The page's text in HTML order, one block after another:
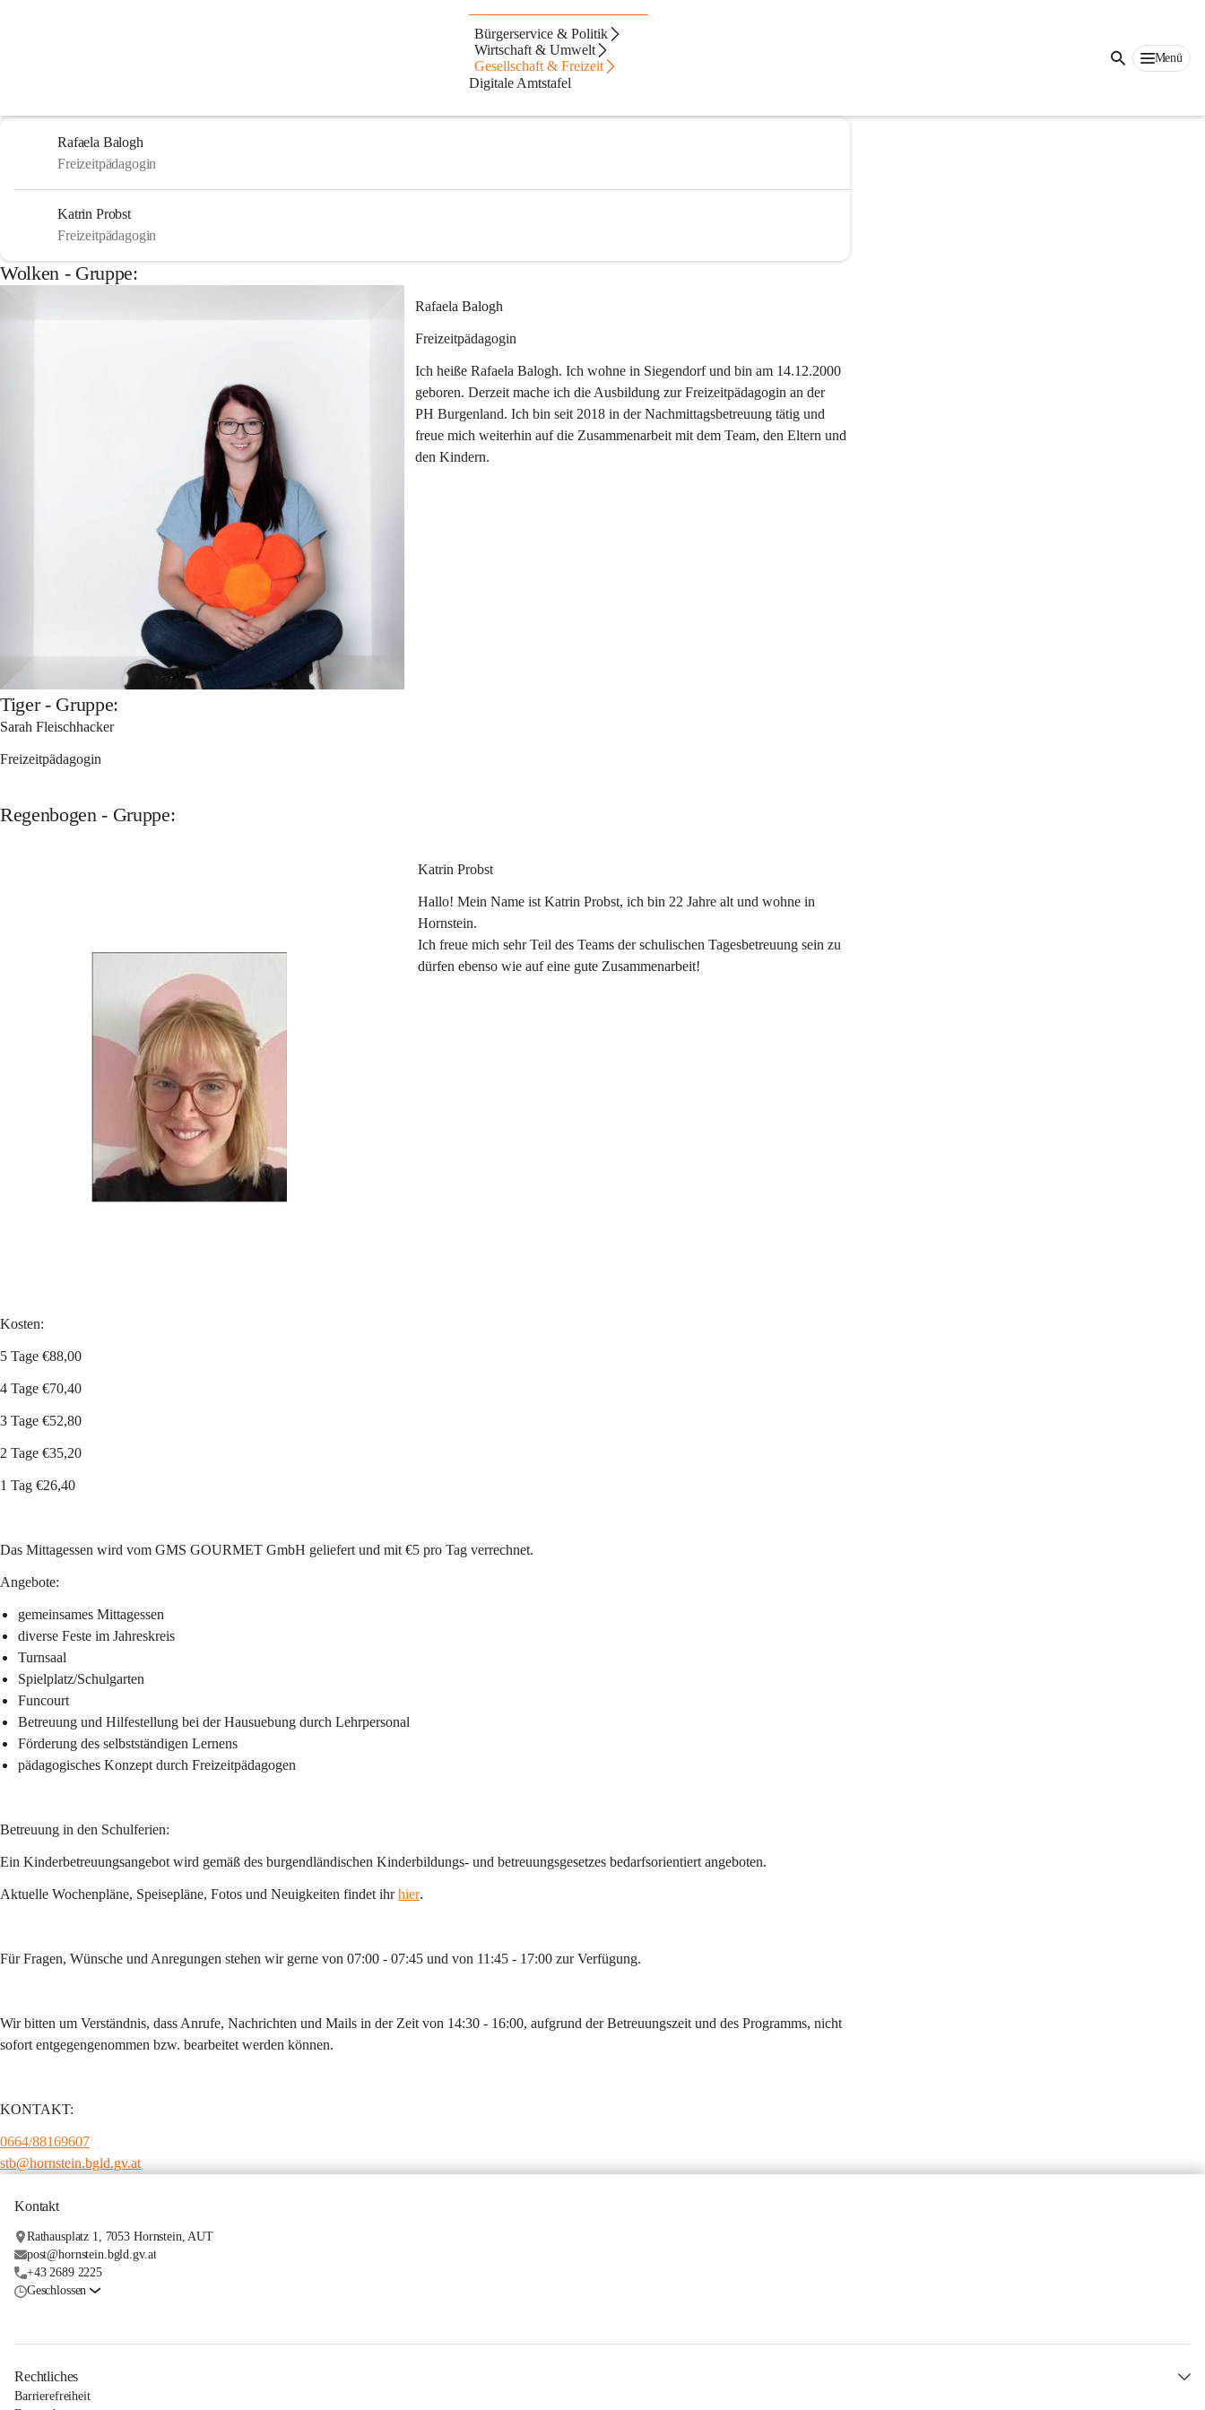
Bürgerservice & Politik
Wirtschaft & Umwelt
Gesellschaft & Freizeit
Digitale Amtstafel
Menü
Team der schulischen Tagesbetreuung
Rafaela Balogh
Freizeitpädagogin
Katrin Probst
Freizeitpädagogin
Wolken - Gruppe:
Rafaela Balogh
Freizeitpädagogin
Ich heiße Rafaela Balogh. Ich wohne in Siegendorf und bin am 14.12.2000
geboren. Derzeit mache ich die Ausbildung zur Freizeitpädagogin an der
PH Burgenland. Ich bin seit 2018 in der Nachmittagsbetreuung tätig und
freue mich weiterhin auf die Zusammenarbeit mit dem Team, den Eltern und
den Kindern.
Tiger - Gruppe:
Sarah Fleischhacker
Freizeitpädagogin
Regenbogen - Gruppe:
Katrin Probst
Hallo! Mein Name ist Katrin Probst, ich bin 22 Jahre alt und wohne in
Hornstein.
Ich freue mich sehr Teil des Teams der schulischen Tagesbetreuung sein zu
dürfen ebenso wie auf eine gute Zusammenarbeit!
Kosten:
5 Tage €88,00
4 Tage €70,40
3 Tage €52,80
2 Tage €35,20
1 Tag €26,40
Das Mittagessen wird vom GMS GOURMET GmbH geliefert und mit €5 pro Tag verrechnet.
Angebote:
gemeinsames Mittagessen
diverse Feste im Jahreskreis
Turnsaal
Spielplatz/Schulgarten
Funcourt
Betreuung und Hilfestellung bei der Hausuebung durch Lehrpersonal
Förderung des selbstständigen Lernens
pädagogisches Konzept durch Freizeitpädagogen
Betreuung in den Schulferien:
Ein Kinderbetreuungsangebot wird gemäß des burgendländischen Kinderbildungs- und betreuungsgesetzes bedarfsorientiert angeboten.
Aktuelle Wochenpläne, Speisepläne, Fotos und Neuigkeiten findet ihr hier.
Für Fragen, Wünsche und Anregungen stehen wir gerne von 07:00 - 07:45 und von 11:45 - 17:00 zur Verfügung.
Wir bitten um Verständnis, dass Anrufe, Nachrichten und Mails in der Zeit von 14:30 - 16:00, aufgrund der Betreuungszeit und des Programms, nicht
sofort entgegengenommen bzw. bearbeitet werden können.
KONTAKT:
0664/88169607
stb@hornstein.bgld.gv.at
Kontakt
Rathausplatz 1, 7053 Hornstein, AUT
post@hornstein.bgld.gv.at
+43 2689 2225
Geschlossen
Rechtliches
Barrierefreiheit